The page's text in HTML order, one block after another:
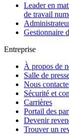
Leader en
de travail
Gestionnaire
Entreprise
À propos de
Salle de
Nous
Sécurité et
Carrières
Portail des
Devenir
Trouver un